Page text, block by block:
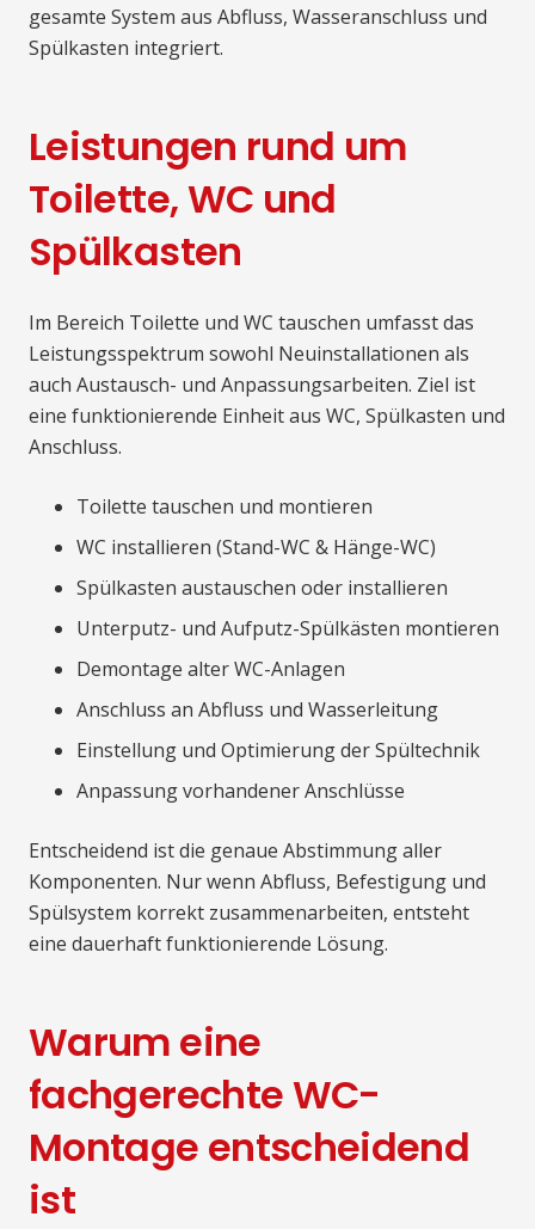
gesamte System aus Abfluss, Wasseranschluss und
Spülkasten integriert.
Leistungen rund um
Toilette, WC und
Spülkasten
Im Bereich Toilette und WC tauschen umfasst das
Leistungsspektrum sowohl Neuinstallationen als
auch Austausch- und Anpassungsarbeiten. Ziel ist
eine funktionierende Einheit aus WC, Spülkasten und
Anschluss.
Toilette tauschen und montieren
WC installieren (Stand-WC & Hänge-WC)
Spülkasten austauschen oder installieren
Unterputz- und Aufputz-Spülkästen montieren
Demontage alter WC-Anlagen
Anschluss an Abfluss und Wasserleitung
Einstellung und Optimierung der Spültechnik
Anpassung vorhandener Anschlüsse
Entscheidend ist die genaue Abstimmung aller
Komponenten. Nur wenn Abfluss, Befestigung und
Spülsystem korrekt zusammenarbeiten, entsteht
eine dauerhaft funktionierende Lösung.
Warum eine
fachgerechte WC-
Montage entscheidend
ist